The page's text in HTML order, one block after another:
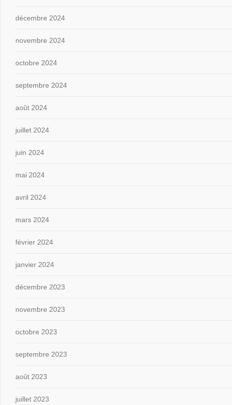
décembre 2024
novembre 2024
octobre 2024
septembre 2024
août 2024
juillet 2024
juin 2024
mai 2024
avril 2024
mars 2024
février 2024
janvier 2024
décembre 2023
novembre 2023
octobre 2023
septembre 2023
août 2023
juillet 2023